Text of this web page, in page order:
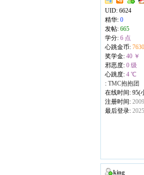
UID: 6624
精华: 0
发帖: 665
学分: 6 点
心跳金币:
奖学金: 40 ￥
邪恶度: 0 级
心跳度: 4 ℃
: TMC抱抱团
在线时间: 95(
注册时间:
最后登录:
king